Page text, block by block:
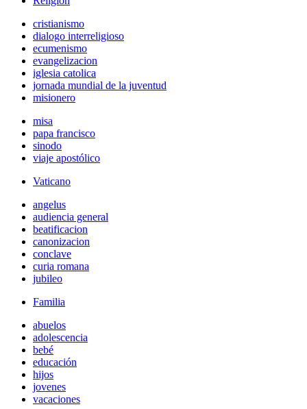
cristianismo
dialogo interreligioso
ecumenismo
evangelizacion
iglesia catolica
jornada mundial de la juventud
misionero
misa
papa francisco
sinodo
viaje apostólico
Vaticano
angelus
audiencia general
beatificacion
canonizacion
conclave
curia romana
jubileo
Familia
abuelos
adolescencia
bebé
educación
hijos
jovenes
vacaciones